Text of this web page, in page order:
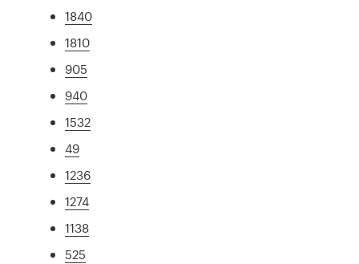
1840
1810
905
940
1532
49
1236
1274
1138
525